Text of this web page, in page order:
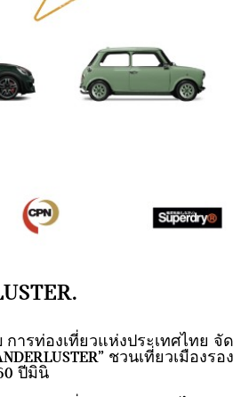
ารท่องเที่ยวแห่งประเทศไทย จัด
ชวนเที่ยวเมืองรอง
ปีมินิ